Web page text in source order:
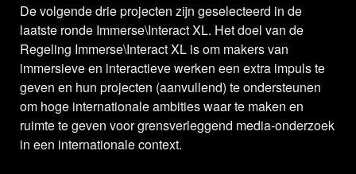
De volgende drie projecten zijn geselecteerd in de
laatste ronde Immerse\Interact XL. Het doel van de
Regeling Immerse\Interact XL is om makers van
immersieve en interactieve werken een extra impuls te
geven en hun projecten (aanvullend) te ondersteunen
om hoge internationale ambities waar te maken en
ruimte te geven voor grensverleggend media-onderzoek
in een internationale context.